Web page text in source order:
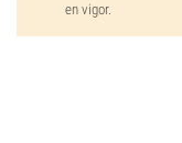
en vigor.